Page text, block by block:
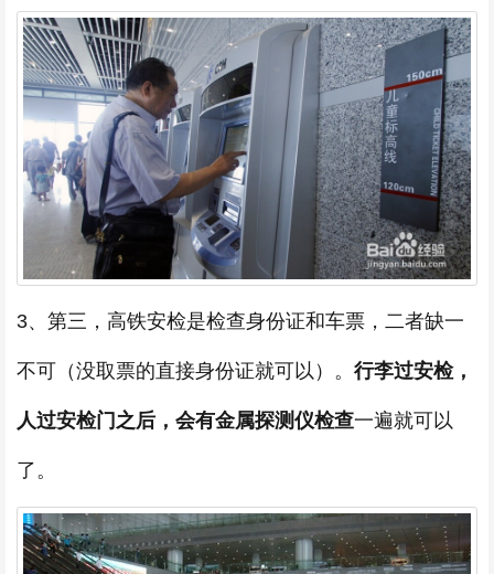
3、第三，高铁安检是检查身份证和车票，二者缺一
不可（没取票的直接身份证就可以）。 行李过安检，
人过安检门之后，会有金属探测仪检查一遍就可以
了。